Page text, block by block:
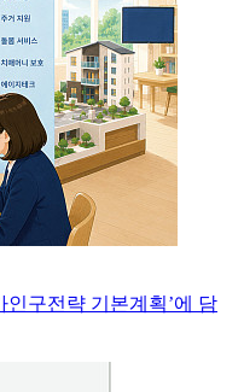
인구전략 기본계획’에 담